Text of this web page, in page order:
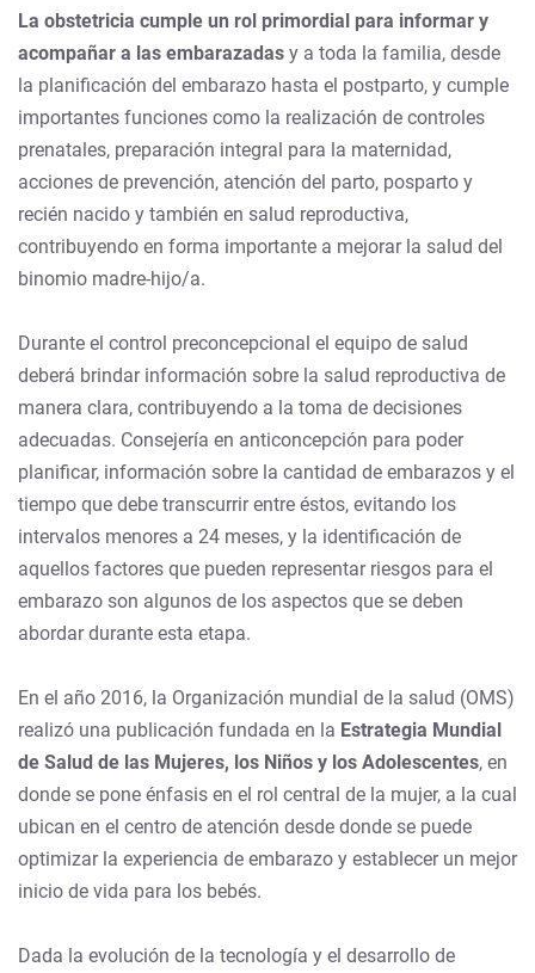
La obstetricia cumple un rol primordial para informar y
acompañar a las embarazadas y a toda la familia, desde
la planificación del embarazo hasta el postparto, y cumple
importantes funciones como la realización de controles
prenatales, preparación integral para la maternidad,
acciones de prevención, atención del parto, posparto y
recién nacido y también en salud reproductiva,
contribuyendo en forma importante a mejorar la salud del
binomio madre-hijo/a.
Durante el control preconcepcional el equipo de salud
deberá brindar información sobre la salud reproductiva de
manera clara, contribuyendo a la toma de decisiones
adecuadas. Consejería en anticoncepción para poder
planificar, información sobre la cantidad de embarazos y el
tiempo que debe transcurrir entre éstos, evitando los
intervalos menores a 24 meses, y la identificación de
aquellos factores que pueden representar riesgos para el
embarazo son algunos de los aspectos que se deben
abordar durante esta etapa.
En el año 2016, la Organización mundial de la salud (OMS)
realizó una publicación fundada en la Estrategia Mundial
de Salud de las Mujeres, los Niños y los Adolescentes, en
donde se pone énfasis en el rol central de la mujer, a la cual
ubican en el centro de atención desde donde se puede
optimizar la experiencia de embarazo y establecer un mejor
inicio de vida para los bebés.
Dada la evolución de la tecnología y el desarrollo de